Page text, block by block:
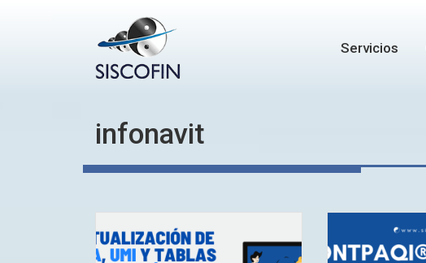
Servicios
infonavit